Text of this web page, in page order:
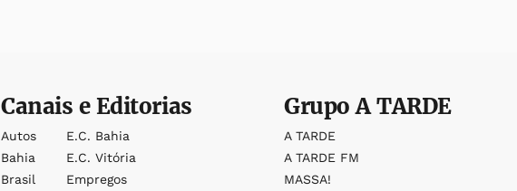
Canais e Editorias
Autos
Bahia
Brasil
E.c. Bahia
E.c. Vitória
Empregos
GrupoA TARDE
A TARDE
A TARDE FM
MASSA!